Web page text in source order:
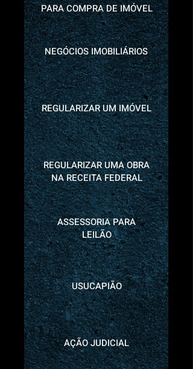
NEGÓCIOS IMOBILIÁRIOS
ASSESSORIA PARA
LEILÃO
AÇÃO JUDICIAL
REGULARIZAR UM IMÓVEL
REGULARIZAR UMA OBRA
NA RECEITA FEDERAL
USUCAPIÃO
PARA COMPRA DE IMÓVEL